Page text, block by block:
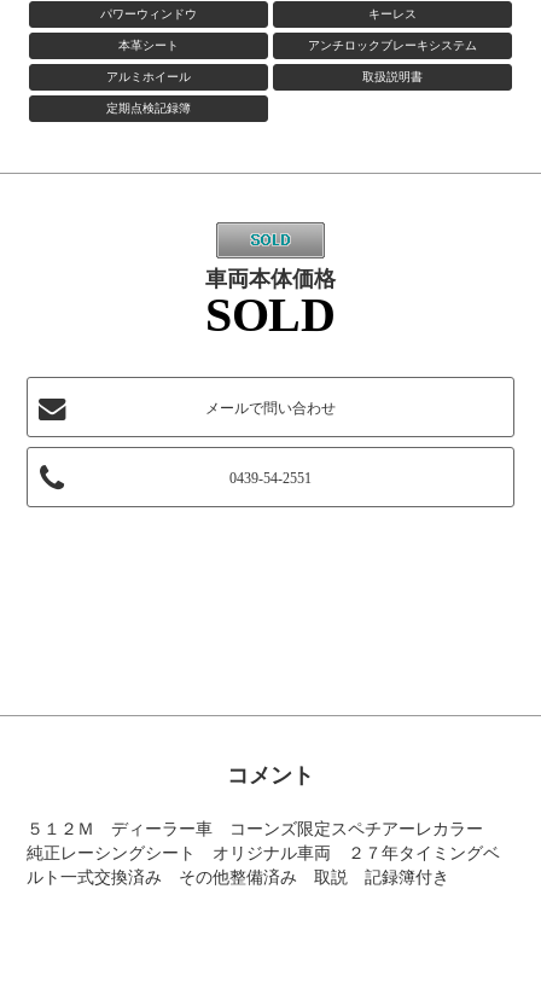
パワーウィンドウ キーレス
本革シート アンチロックブレーキシステム
アルミホイール 取扱説明書
定期点検記録簿
車両本体価格
SOLD
メールで問い合わせ
0439-54-2551
コメント
５１２Ｍ ディーラー車 コーンズ限定スペチアーレカラー
純正レーシングシート オリジナル車両 ２７年タイミングベ
ルト一式交換済み その他整備済み 取説 記録簿付き